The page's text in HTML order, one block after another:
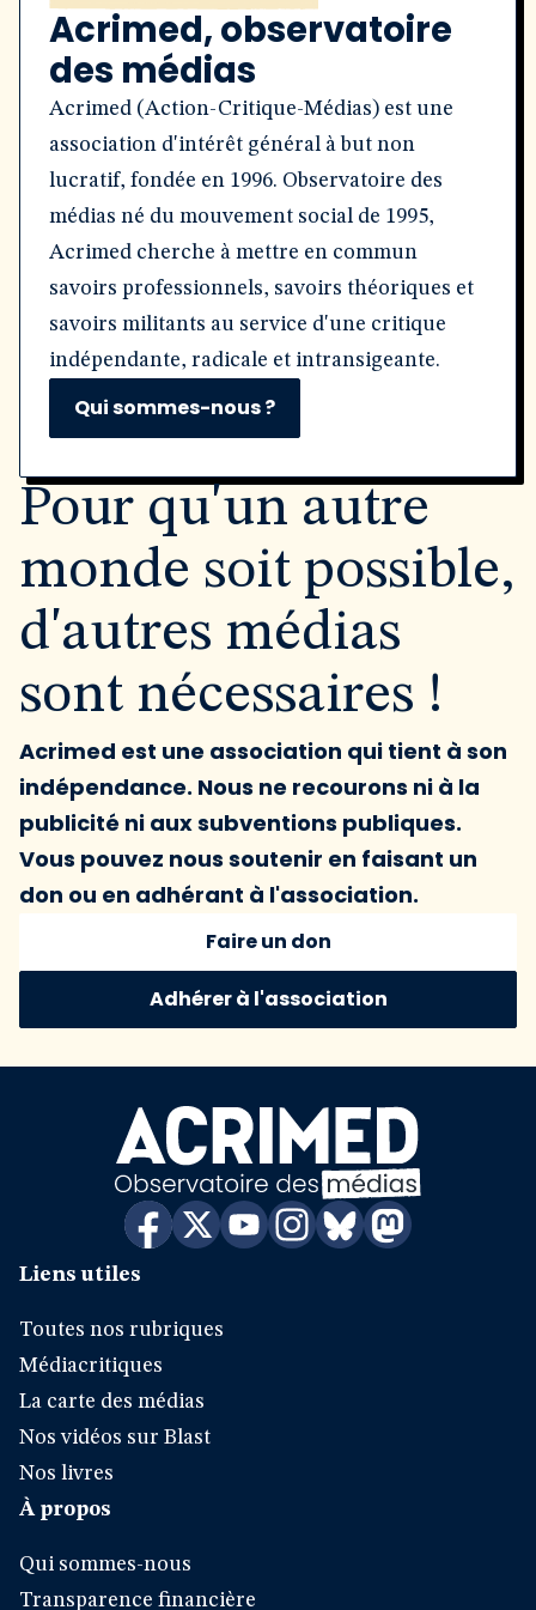
Acrimed, observatoire
des médias
Acrimed (Action-Critique-Médias) est une
association d'intérêt général à but non
lucratif, fondée en 1996. Observatoire des
médias né du mouvement social de 1995,
Acrimed cherche à mettre en commun
savoirs professionnels, savoirs théoriques et
savoirs militants au service d'une critique
indépendante, radicale et intransigeante.
Qui sommes-nous ?
Pour qu'un autre
monde soit possible,
d'autres médias
sont nécessaires !
Acrimed est une association qui tient à son
indépendance. Nous ne recourons ni à la
publicité ni aux subventions publiques.
Vous pouvez nous soutenir en faisant un
don ou en adhérant à l'association.
Faire un don
Adhérer à l'association
Liens utiles
Toutes nos rubriques
Médiacritiques
La carte des médias
Nos vidéos sur Blast
Nos livres
À propos
Qui sommes-nous
Transparence financière